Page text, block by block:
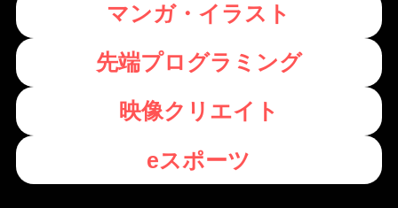
マンガ・イラスト
先端プログラミング
映像クリエイト
eスポーツ